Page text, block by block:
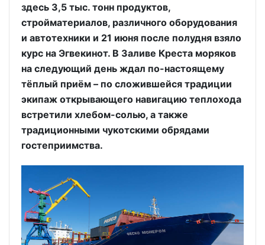
здесь 3,5 тыс. тонн продуктов,
стройматериалов, различного оборудования
и автотехники и 21 июня после полудня взяло
курс на Эгвекинот. В Заливе Креста моряков
на следующий день ждал по-настоящему
тёплый приём – по сложившейся традиции
экипаж открывающего навигацию теплохода
встретили хлебом-солью, а также
традиционными чукотскими обрядами
гостеприимства.